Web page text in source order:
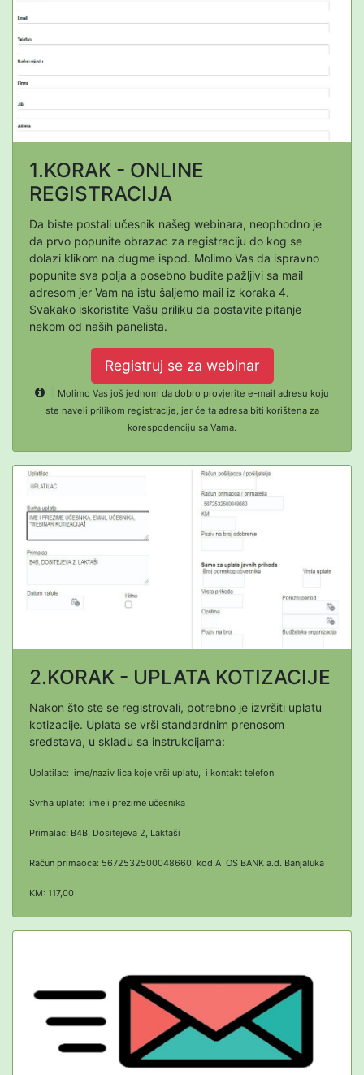
1.KORAK - ONLINE
REGISTRACIJA
Da biste postali učesnik našeg webinara, neophodno je
da prvo popunite obrazac za registraciju do kog se
dolazi klikom na dugme ispod. Molimo Vas da ispravno
popunite sva polja a posebno budite pažljivi sa mail
adresom jer Vam na istu šaljemo mail iz koraka 4.
Svakako iskoristite Vašu priliku da postavite pitanje
nekom od naših panelista.
Registruj se za webinar
Molimo Vas još jednom da dobro provjerite e-mail adresu koju
ste naveli prilikom registracije, jer će ta adresa biti korištena za
korespodenciju sa Vama.
2.KORAK - UPLATA KOTIZACIJE
Nakon što ste se registrovali, potrebno je izvršiti uplatu
kotizacije. Uplata se vrši standardnim prenosom
sredstava, u skladu sa instrukcijama:
Uplatilac: ime/naziv lica koje vrši uplatu, i kontakt telefon
Svrha uplate: ime i prezime učesnika
Primalac: B4B, Dositejeva 2, Laktaši
Račun primaoca: 5672532500048660, kod ATOS BANK a.d. Banjaluka
KM: 117,00